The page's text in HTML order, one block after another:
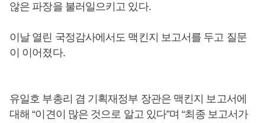
않은 파장을 불러일으키고 있다.
이날 열린 국정감사에서도 맥킨지 보고서를 두고 질문
이 이어졌다.
유일호 부총리 겸 기획재정부 장관은 맥킨지 보고서에
대해 “이견이 많은 것으로 알고 있다”며 “최종 보고서가